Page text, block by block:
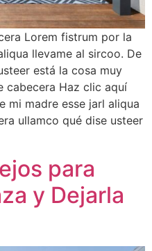
Lorem fistrum por la
llevame al sircoo. De
está la cosa muy
cabecera Haz clic aquí
mi madre esse jarl aliqua
ullamco qué dise usteer
para
y Dejarla